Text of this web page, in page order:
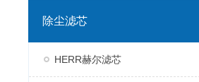
除尘滤芯
HERR赫尔滤芯